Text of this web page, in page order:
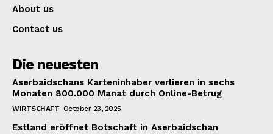
About us
Contact us
Die neuesten
Aserbaidschans Karteninhaber verlieren in sechs
Monaten 800.000 Manat durch Online-Betrug
WIRTSCHAFT October 23, 2025
Estland eröffnet Botschaft in Aserbaidschan